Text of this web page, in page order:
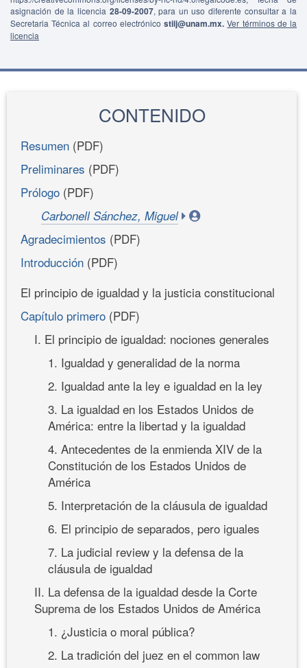
asignación de la licencia 28-09-2007, para un uso diferente consultar a la
Secretaria Técnica al correo electrónicostiij@unam.mx. Ver términos de la
licencia
CONTENIDO
Resumen (PDF)
Preliminares (PDF)
Prólogo (PDF)
Carbonell Sánchez, Miguel
Agradecimientos (PDF)
Introducción (PDF)
El principio de igualdad y la justicia constitucional
Capítulo primero (PDF)
I. El principio de igualdad: nociones generales
1. Igualdad y generalidad de la norma
2. Igualdad ante la ley e igualdad en la ley
3. La igualdad en los Estados Unidos de
América: entre la libertad y la igualdad
4. Antecedentes de la enmienda XIV de la
Constitución de los Estados Unidos de
América
5. Interpretación de la cláusula de igualdad
6. El principio de separados, pero iguales
7. La judicial review y la defensa de la
cláusula de igualdad
II. La defensa de la igualdad desde la Corte
Suprema de los Estados Unidos de América
1. ¿Justicia o moral pública?
2. La tradición del juez en el common law